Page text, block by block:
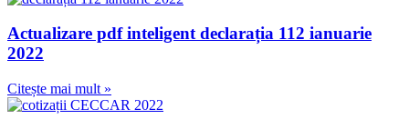
Actualizare pdf inteligent declarația 112 ianuarie
2022
Citește mai mult »